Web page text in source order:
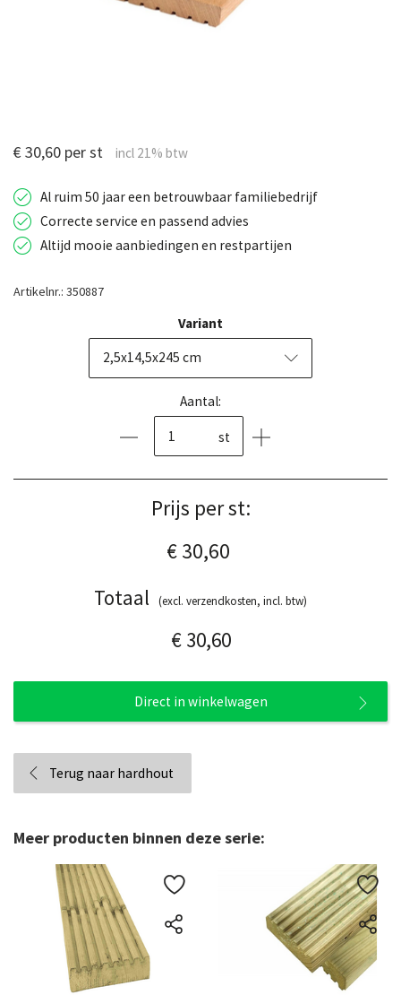
€ 30,60 per st
Al ruim 50 jaar een betrouwbaar familiebedrijf
Correcte service en passend advies
Altijd mooie aanbiedingen en restpartijen
Artikelnr.: 350887
Variant
2,5x14,5x245 cm
Aantal:
st
Prijs per st:
€ 30,60
Totaal
(excl. verzendkosten, incl. btw)
€ 30,60
Direct in winkelwagen
Terug naar hardhout
Meer producten binnen deze serie: